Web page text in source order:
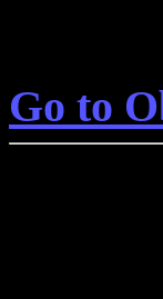
Go to